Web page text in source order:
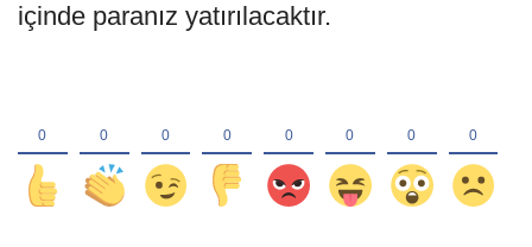
içinde paranız yatırılacaktır.